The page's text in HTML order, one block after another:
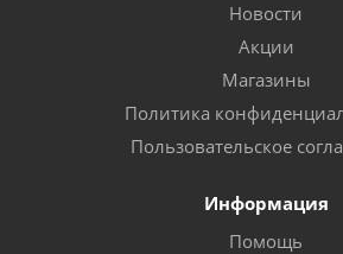
Новости
Акции
Магазины
Политика
Пользовательское
Информация
Помощь